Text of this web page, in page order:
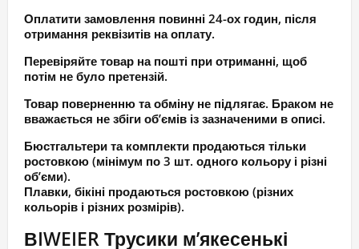
Оплатити замовлення повинні 24-ох годин, після
отримання реквізитів на оплату.
Перевіряйте товар на пошті при отриманні, щоб
потім не було претензій.
Товар поверненню та обміну не підлягає. Браком не
вважається не збіги об’ємів із зазначеними в описі.
Бюстгальтери та комплекти продаються тільки
ростовкою (мінімум по 3 шт. одного кольору і різні
об’єми).
Плавки, бікіні продаються ростовкою (різних
кольорів і різних розмірів).
ВIWEIER Трусики м’якесенькі